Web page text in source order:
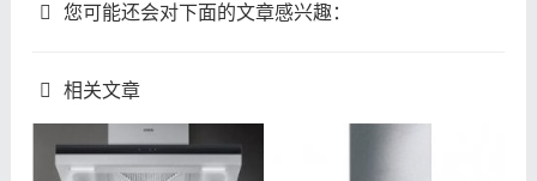
您可能还会对下面的文章感兴趣：
相关文章